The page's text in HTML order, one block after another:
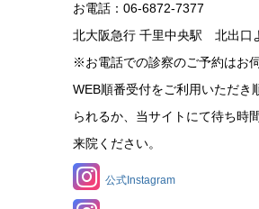
お電話：06-6872-7377
北大阪急行 千里中央駅 北出口
※お電話での診察のご予約はお
WEB順番受付をご利用いただき
られるか、当サイトにて待ち時
来院ください。
公式Instagram